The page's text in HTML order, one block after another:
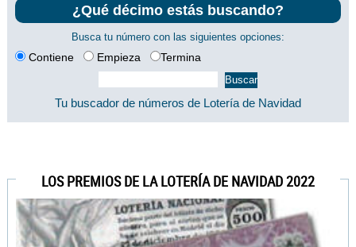
¿Qué décimo estás buscando?
Busca tu número con las siguientes opciones:
Contiene Empieza Termina
Tu buscador de números de Lotería de Navidad
LOS PREMIOS DE LA LOTERÍA DE NAVIDAD 2022